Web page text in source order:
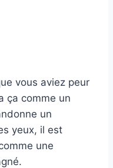
vous aviez peur
ça comme un
un
yeux, il est
une